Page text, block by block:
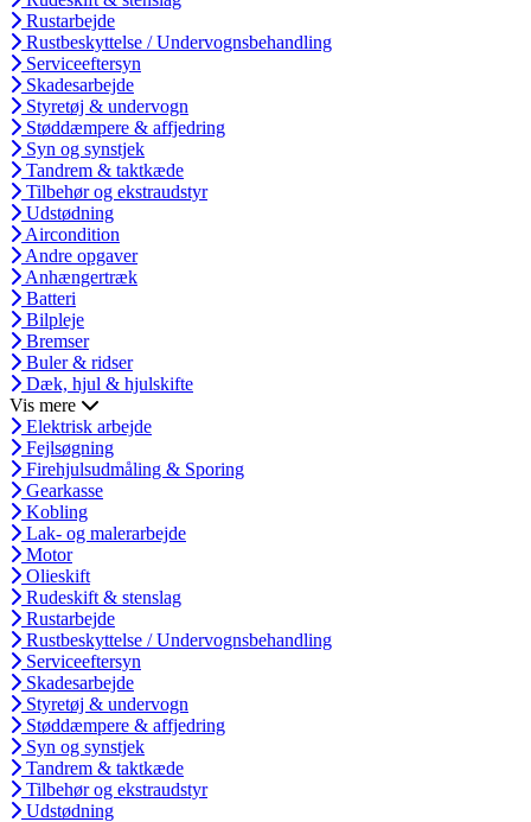
Rustarbejde
Rustbeskyttelse / Undervognsbehandling
Serviceeftersyn
Skadesarbejde
Styretøj & undervogn
Støddæmpere & affjedring
Syn og synstjek
Tandrem & taktkæde
Tilbehør og ekstraudstyr
Udstødning
Aircondition
Andre opgaver
Anhængertræk
Batteri
Bilpleje
Bremser
Buler & ridser
Dæk, hjul & hjulskifte
Vis mere
Elektrisk arbejde
Fejlsøgning
Firehjulsudmåling & Sporing
Gearkasse
Kobling
Lak- og malerarbejde
Motor
Olieskift
Rudeskift & stenslag
Rustarbejde
Rustbeskyttelse / Undervognsbehandling
Serviceeftersyn
Skadesarbejde
Styretøj & undervogn
Støddæmpere & affjedring
Syn og synstjek
Tandrem & taktkæde
Tilbehør og ekstraudstyr
Udstødning